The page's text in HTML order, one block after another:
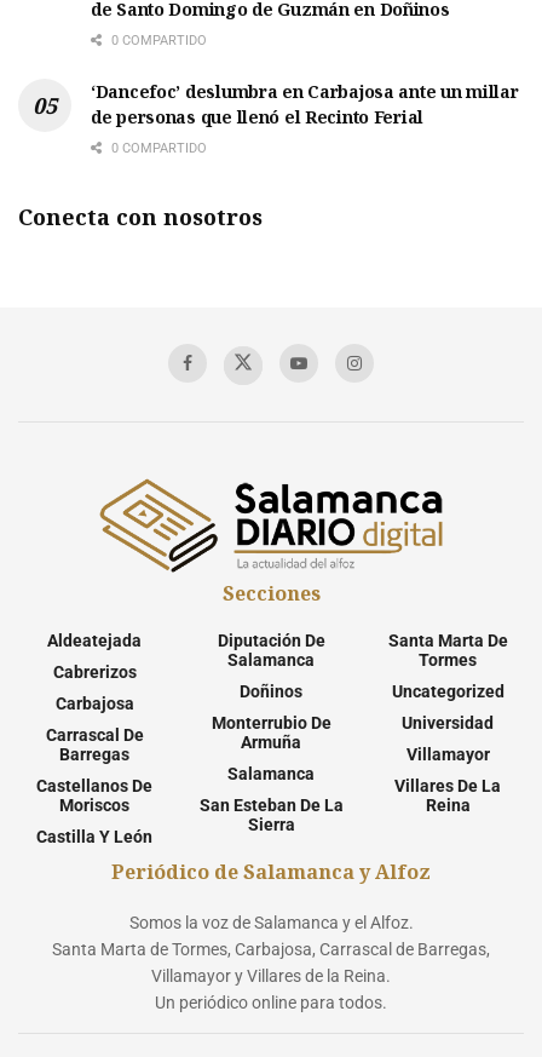
de Santo Domingo de Guzmán en Doñinos
0 COMPARTIDO
‘Dancefoc’ deslumbra en Carbajosa ante un millar
de personas que llenó el Recinto Ferial
0 COMPARTIDO
Conecta con nosotros
Secciones
Aldeatejada
Cabrerizos
Carbajosa
Carrascal De
Barregas
Castellanos De
Moriscos
Castilla Y León
Diputación De
Salamanca
Doñinos
Monterrubio De
Armuña
Salamanca
San Esteban De La
Sierra
Santa Marta De
Tormes
Uncategorized
Universidad
Villamayor
Villares De La
Reina
Periódico de Salamanca y Alfoz
Somos la voz de Salamanca y el Alfoz.
Santa Marta de Tormes, Carbajosa, Carrascal de Barregas,
Villamayor y Villares de la Reina.
Un periódico online para todos.